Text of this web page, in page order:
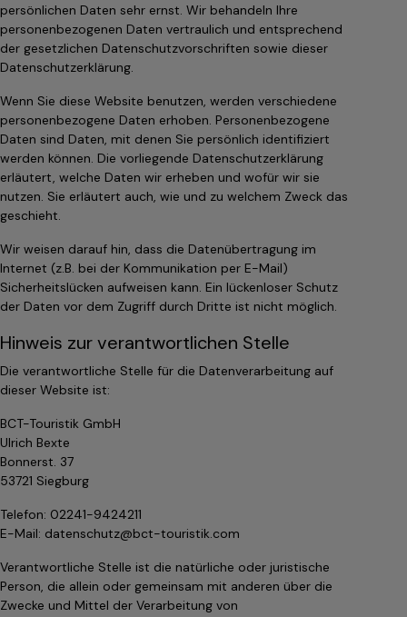
persönlichen Daten sehr ernst. Wir behandeln Ihre
personenbezogenen Daten vertraulich und entsprechend
der gesetzlichen Datenschutzvorschriften sowie dieser
Datenschutzerklärung.
Wenn Sie diese Website benutzen, werden verschiedene
personenbezogene Daten erhoben. Personenbezogene
Daten sind Daten, mit denen Sie persönlich identifiziert
werden können. Die vorliegende Datenschutzerklärung
erläutert, welche Daten wir erheben und wofür wir sie
nutzen. Sie erläutert auch, wie und zu welchem Zweck das
geschieht.
Wir weisen darauf hin, dass die Datenübertragung im
Internet (z.B. bei der Kommunikation per E-Mail)
Sicherheitslücken aufweisen kann. Ein lückenloser Schutz
der Daten vor dem Zugriff durch Dritte ist nicht möglich.
Hinweis zur verantwortlichen Stelle
Die verantwortliche Stelle für die Datenverarbeitung auf
dieser Website ist:
BCT-Touristik GmbH
Ulrich Bexte
Bonnerst. 37
53721 Siegburg
Telefon: 02241-9424211
E-Mail: datenschutz@bct-touristik.com
Verantwortliche Stelle ist die natürliche oder juristische
Person, die allein oder gemeinsam mit anderen über die
Zwecke und Mittel der Verarbeitung von